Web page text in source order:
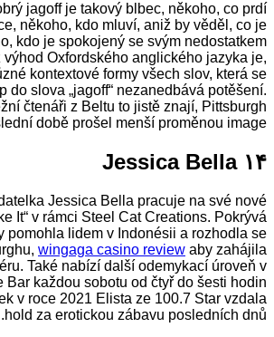
jagoff je takový blbec, někoho, co prdí
někoho, kdo mluví, aniž by věděl, co je
kdo je spokojený se svým nedostatkem
Oxfordského anglického jazyka je,
kontextové formy všech slov, která se
do slova „jagoff“ nezanedbává potěšení.
čtenáři z Beltu to jistě znají, Pittsburgh
době prošel menší proměnou image.
۱۴ Jessica Bella
Jessica Bella pracuje na své nové
It“ v rámci Steel Cat Creations. Pokrývá
pomohla lidem v Indonésii a rozhodla se
wingaga casino review aby zahájila
Také nabízí další odemykací úroveň v
Bar každou sobotu od čtyř do šesti hodin
v roce 2021 Elista ze 100.7 Star vzdala
hold za erotickou zábavu posledních dnů.